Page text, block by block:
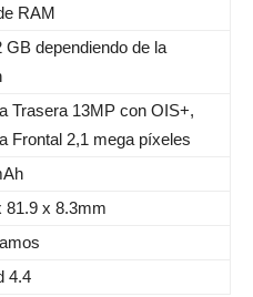
RAM
GB dependiendo de la
Trasera 13MP con OIS+,
Frontal 2,1 mega píxeles
81.9 x 8.3mm
4.4